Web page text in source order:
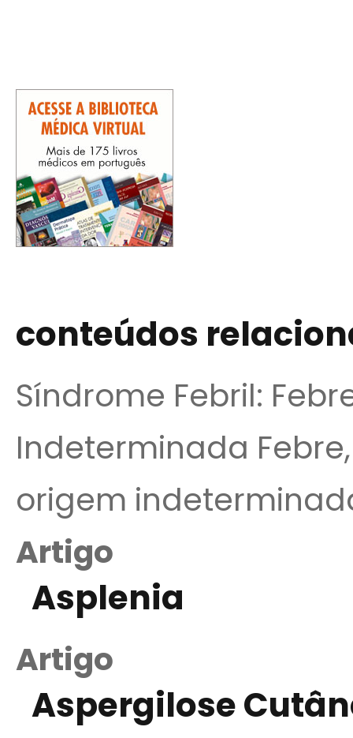
conteúdos
Síndrome Febril:
Indeterminada
origem
Artigo
Asplenia
Artigo
Aspergilose